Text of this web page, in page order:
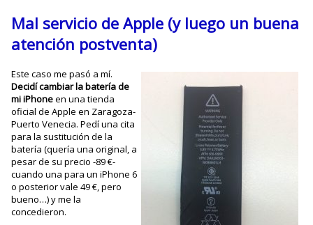
Mal servicio de Apple (y luego un buena
atención postventa)
Este caso me pasó a mí.
Decidí cambiar la batería de
mi iPhoneen una tienda
oficial de Apple en Zaragoza-
Puerto Venecia. Pedí una cita
para la sustitución de la
batería (quería una original, a
pesar de su precio -89 €-
cuando una para un iPhone 6
o posterior vale 49 €, pero
bueno…) y me la
concedieron.